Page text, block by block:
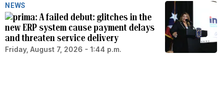
NEWS
A failed debut: glitches in the
new ERP system cause payment delays
and threaten service delivery
Friday, August 7, 2026 - 1:44 p.m.